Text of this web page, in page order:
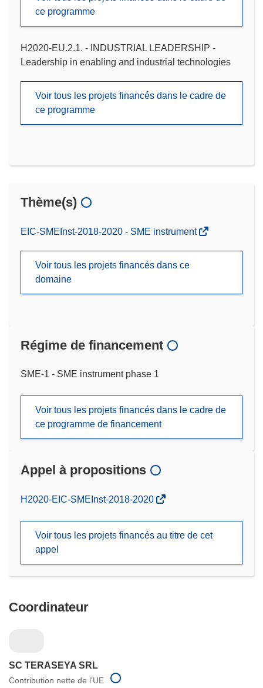
ce programme
H2020-EU.2.1. - INDUSTRIAL LEADERSHIP -
Leadership in enabling and industrial technologies
Voir tous les projets financés dans le cadre de
ce programme
Thème(s)
EIC-SMEInst-2018-2020 - SME instrument
Voir tous les projets financés dans ce
domaine
Régime de financement
SME-1 - SME instrument phase 1
Voir tous les projets financés dans le cadre de
ce programme de financement
Appel à propositions
(s’ouvre
nouvelle
fenêtre)
H2020-EIC-SMEInst-2018-2020
Voir tous les projets financés au titre de cet
appel
Coordinateur
SC TERASEYA SRL
Contribution nette de l'UE